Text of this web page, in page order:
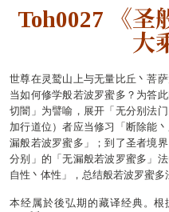
Toh0027 《圣
大
世尊在灵鹫山上与无量比丘丶菩
当如何修学般若波罗蜜多？为答
切闇」为譬喻，展开「无分别法
加行道位）者应当修习「断除能
漏般若波罗蜜多」；到了圣者境
分别」的「无漏般若波罗蜜多」
自性丶体性」，总结般若波罗蜜多
本经属於後弘期的藏译经典。根